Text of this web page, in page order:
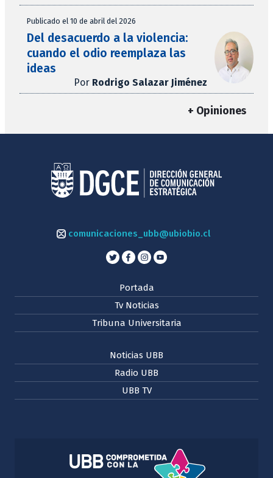
Publicado el 10 de abril del 2026
Del desacuerdo a la violencia:
cuando el odio reemplaza las
ideas
Por Rodrigo Salazar Jiménez
+ Opiniones
comunicaciones_ubb@ubiobio.cl
Portada
Tv Noticias
Tribuna Universitaria
Noticias UBB
Radio UBB
UBB TV